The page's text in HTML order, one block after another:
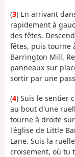
(3) En arrivant
rapidement à
des fêtes.
fêtes, puis tourne
Barrington Mill.
panneaux sur
sortir par une
(4) Suis le sentier
au bout d'une
tourne à droite
l'église de Little
Lane. Suis la
croisement, où tu